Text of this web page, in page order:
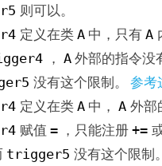
则可以。
定义在类 A 中，只有 A
， A 外部的指令没
没有这个限制。
参考
定义在类 A 中， A 外部
赋值 = ，只能注册 +=
trigger5 没有这个限制。